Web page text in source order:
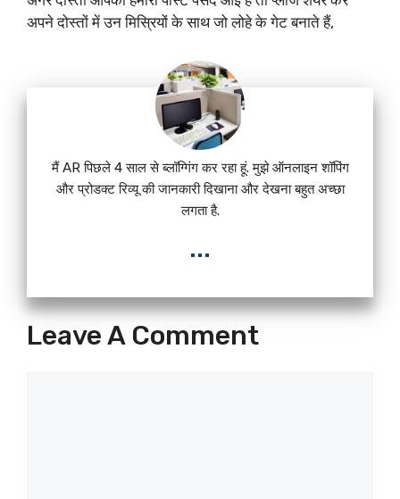
अपने दोस्तों में उन मिस्रियों के साथ जो लोहे के गेट बनाते हैं,
मैं AR पिछले 4 साल से ब्लॉग्गिंग कर रहा हूं. मुझे ऑनलाइन शॉपिंग
और प्रोडक्ट रिव्यू की जानकारी दिखाना और देखना बहुत अच्छा
लगता है.
...
Leave A Comment